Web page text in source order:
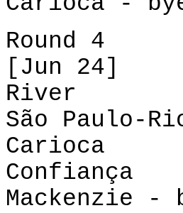
Round 4
[Jun 24]
River
São
Carioca
Confiança
Mackenzie -